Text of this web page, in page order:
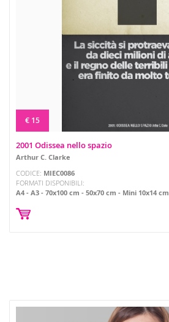
€ 15
2001 Odissea nello spazio
Arthur C. Clarke
CODICE: MIEC0086
FORMATI DISPONIBILI:
A4
A3 70x100 cm 50x70 cm Mini 10x14 cm